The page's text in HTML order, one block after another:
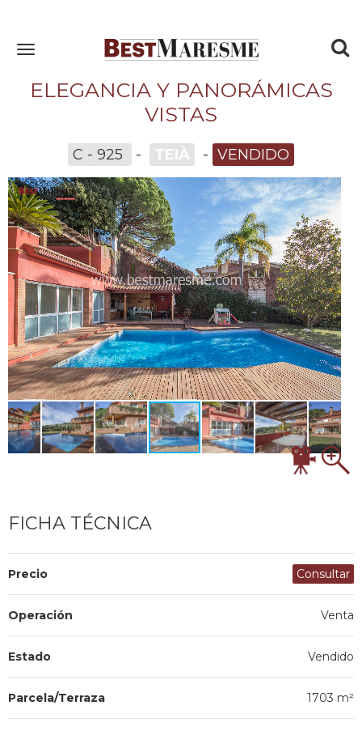
Toggle
ELEGANCIA Y PANORÁMICAS
VISTAS
C - 925 - TEIÀ - VENDIDO
FICHA TÉCNICA
Precio Consultar
Operación Venta
Estado Vendido
Parcela/Terraza 1703 m²